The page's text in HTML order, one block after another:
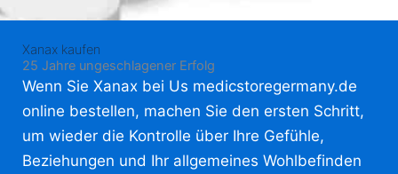
Xanax kaufen
25 Jahre ungeschlagener Erfolg
Wenn Sie Xanax bei Us medicstoregermany.de
online bestellen, machen Sie den ersten Schritt,
um wieder die Kontrolle über Ihre Gefühle,
Beziehungen und Ihr allgemeines Wohlbefinden